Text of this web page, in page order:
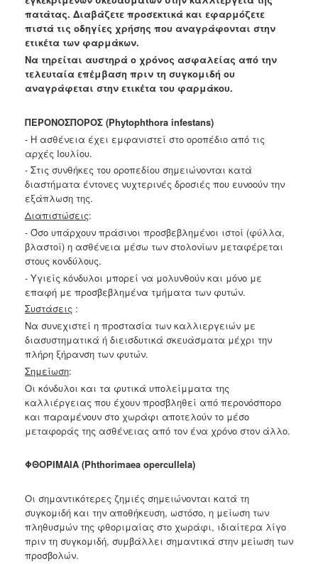
ΤΟΠΟΣ
ΑΝΘΕΚΤΙΚΗ
πατάτας. Διαβάζετε προσεκτικά και εφαρμόζετε
πιστά τις οδηγίες χρήσης που αναγράφονται στην
ετικέτα των φαρμάκων.
Να τηρείται αυστηρά ο χρόνος ασφαλείας από την
τελευταία επέμβαση πριν τη συγκομιδή ου
αναγράφεται στην ετικέτα του φαρμάκου.
ΠΕΡΟΝΟΣΠΟΡΟΣ (Phytophthora infestans)
- Η ασθένεια έχει εμφανιστεί στο οροπέδιο από τις
αρχές Ιουλίου.
- Στις συνθήκες του οροπεδίου σημειώνονται κατά
διαστήματα έντονες νυχτερινές δροσιές που ευνοούν την
εξάπλωση της.
Διαπιστώσεις:
- Όσο υπάρχουν πράσινοι προσβεβλημένοι ιστοί (φύλλα,
βλαστοί) η ασθένεια μέσω των στολονίων μεταφέρεται
στους κονδύλους.
- Υγιείς κόνδυλοι μπορεί να μολυνθούν και μόνο με
επαφή με προσβεβλημένα τμήματα των φυτών.
Συστάσεις :
Να συνεχιστεί η προστασία των καλλιεργειών με
διασυστηματικά ή διεισδυτικά σκευάσματα μέχρι την
πλήρη ξήρανση των φυτών.
Σημείωση:
Οι κόνδυλοι και τα φυτικά υπολείμματα της
καλλιέργειας που έχουν προσβληθεί από περονόσπορο
και παραμένουν στο χωράφι αποτελούν το μέσο
μεταφοράς της ασθένειας από τον ένα χρόνο στον άλλο.
ΦΘΟΡΙΜΑΙΑ (Phthorimaea opercullela)
Οι σημαντικότερες ζημιές σημειώνονται κατά τη
συγκομιδή και την αποθήκευση, ωστόσο, η μείωση των
πληθυσμών της φθοριμαίας στο χωράφι, ιδιαίτερα λίγο
πριν τη συγκομιδή, συμβάλλει σημαντικά στην μείωση των
προσβολών.